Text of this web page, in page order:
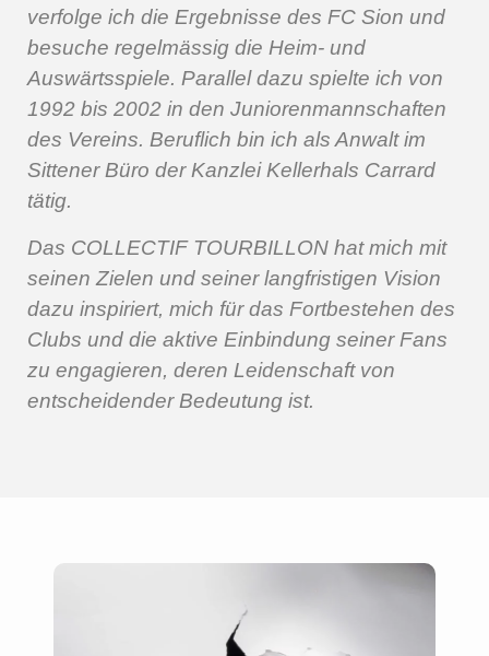
verfolge ich die Ergebnisse des FC Sion und
besuche regelmässig die Heim- und
Auswärtsspiele. Parallel dazu spielte ich von
1992 bis 2002 in den Juniorenmannschaften
des Vereins. Beruflich bin ich als Anwalt im
Sittener Büro der Kanzlei Kellerhals Carrard
tätig.
Das COLLECTIF TOURBILLON hat mich mit
seinen Zielen und seiner langfristigen Vision
dazu inspiriert, mich für das Fortbestehen des
Clubs und die aktive Einbindung seiner Fans
zu engagieren, deren Leidenschaft von
entscheidender Bedeutung ist.